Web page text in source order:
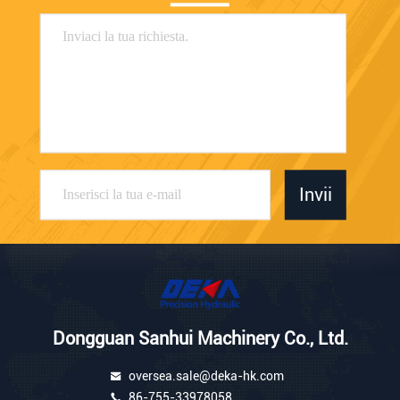
Invii
Dongguan Sanhui Machinery Co., Ltd.
oversea.sale@deka-hk.com